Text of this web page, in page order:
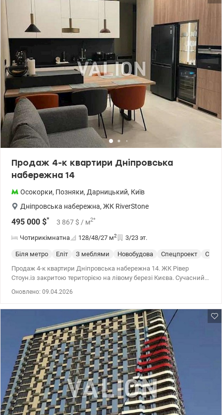
valion.ua/1141063
Продаж 4-к квартири Дніпровська
набережна 14
Осокорки, Позняки, Дарницький, Київ
Дніпровська набережна, ЖК RiverStone
495 000 $* 3 867 $ / м2*
Чотирикімнатна 128/48/27 м2 3/23 эт.
Біля метро Еліт З меблями Новобудова Спецпроект
С
Продаж 4-к квартири Дніпровська набережна 14. ЖК Рівер
Стоун.із закритою територією на лівому березі Києва. Сучасний
власний генератор та котельня. Додатково є два машиномісця.
044 200 10 80 valion.ua/1140876
Оновлено: 09.04.2026